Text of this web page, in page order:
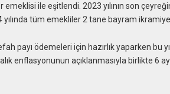
ile eşitlendi. 2023 yılının son
tüm emekliler 2 tane bayram
payı ödemeleri için hazırlık yaparken bu
enflasyonunun açıklanmasıyla birlikte 6